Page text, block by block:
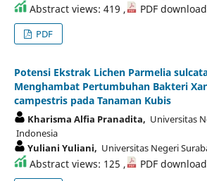
Abstract views: 419 , PDF
PDF
Potensi Ekstrak Lichen Parmelia
Menghambat Pertumbuhan Bakteri
campestris pada Tanaman Kubis
Kharisma Alfia Pranadita, Universitas
Indonesia
Yuliani Yuliani, Universitas Negeri
Abstract views: 125 , PDF